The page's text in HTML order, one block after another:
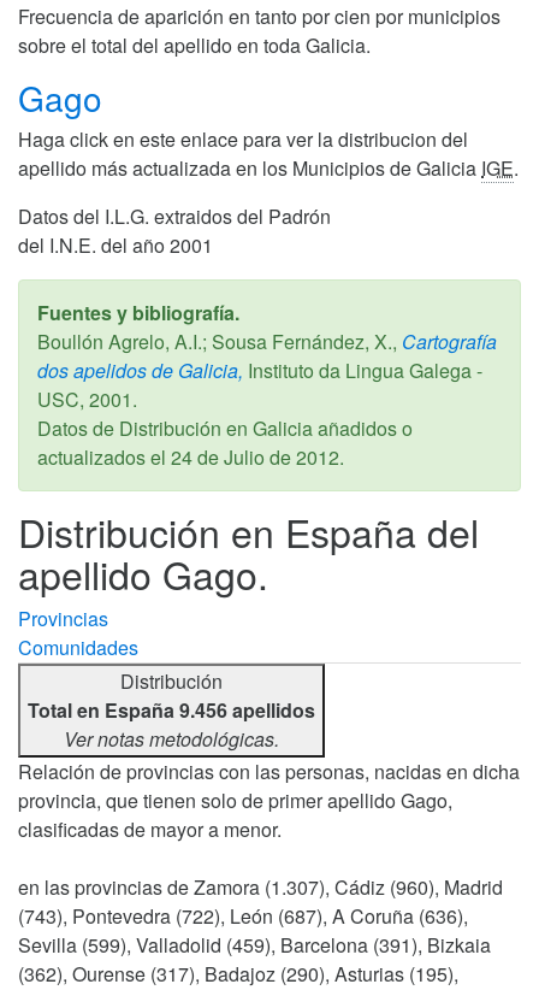
Frecuencia de aparición en tanto por cien por municipios
sobre el total del apellido en toda Galicia.
Gago
Haga click en este enlace para ver la distribucion del
apellido más actualizada en los Municipios de Galicia IGE.
Datos del I.L.G. extraidos del Padrón
del I.N.E. del año 2001
Fuentes y bibliografía.
Boullón Agrelo, A.I.; Sousa Fernández, X., Cartografía
dos apelidos de Galicia, Instituto da Lingua Galega -
USC, 2001.
Datos de Distribución en Galicia añadidos o
actualizados el 24 de Julio de 2012.
Distribución en España del
apellido Gago.
Provincias
Comunidades
Distribución
Total en España 9.456 apellidos
Ver notas metodológicas.
Relación de provincias con las personas, nacidas en dicha
provincia, que tienen solo de primer apellido Gago,
clasificadas de mayor a menor.
en las provincias de Zamora (1.307), Cádiz (960), Madrid
(743), Pontevedra (722), León (687), A Coruña (636),
Sevilla (599), Valladolid (459), Barcelona (391), Bizkaia
(362), Ourense (317), Badajoz (290), Asturias (195),